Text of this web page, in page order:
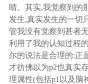
睛。其实,我觉察到的
发生,真实发生的一切
管我没有觉察到甚者
利用了我的认知过程
尔的说法是合理的:正
才彷佛以为p2也真实
理属性(包括p1以及脑